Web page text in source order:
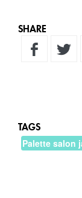
SHARE
TAGS
Palette salon